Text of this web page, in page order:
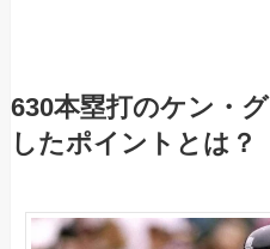
630本塁打のケン・
したポイントとは？